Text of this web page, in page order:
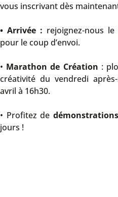
vous inscrivant dès
• Arrivée : rejoignez-nous le
pour le coup d’envoi.
• Marathon de Création :
créativité du vendredi
avril à 16h30.
• Profitez de démonstrations
jours !